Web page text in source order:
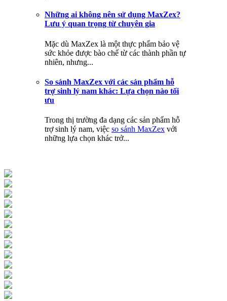
Những ai không nên sử dụng MaxZex?
Lưu ý quan trọng từ chuyên gia
Mặc dù MaxZex là một thực phẩm bảo vệ
sức khỏe được bào chế từ các thành phần tự
nhiên, nhưng...
So sánh MaxZex với các sản phẩm hỗ
trợ sinh lý nam khác: Lựa chọn nào tối
ưu
Trong thị trường đa dạng các sản phẩm hỗ
trợ sinh lý nam, việc so sánh MaxZex với
những lựa chọn khác trở...